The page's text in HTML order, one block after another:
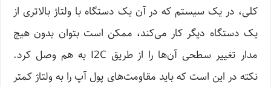
کلی، در یک سیستم که در آن یک دستگاه با ولتاژ بالاتری از
یک دستگاه دیگر کار می‌کند، ممکن است بتوان بدون هیچ
مدار تغییر سطحی آن‌ها را از طریق I2C به هم وصل کرد.
نکته در این است که باید مقاومت‌های پول آپ را به ولتاژ کمتر